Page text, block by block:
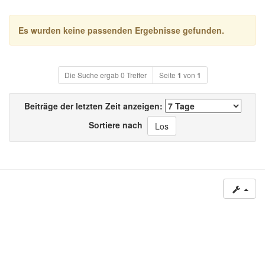
Es wurden keine passenden Ergebnisse gefunden.
Die Suche ergab 0 Treffer Seite 1 von 1
Beiträge der letzten Zeit anzeigen:
Sortiere nach